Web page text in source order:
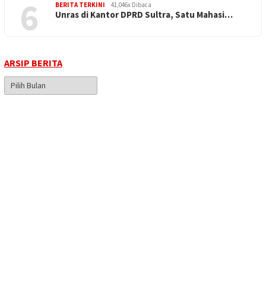
6 BERITA TERKINI 41,046x Dibaca
Unras di Kantor DPRD Sultra, Satu Mahasi…
ARSIP BERITA
Arsip
Berita